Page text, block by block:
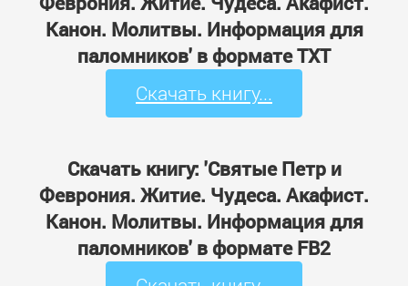
Канон. Молитвы. Информация для
паломников' в формате TXT
Скачать книгу...
Скачать книгу: 'Святые Петр и
Феврония. Житие. Чудеса. Акафист.
Канон. Молитвы. Информация для
паломников' в формате FB2